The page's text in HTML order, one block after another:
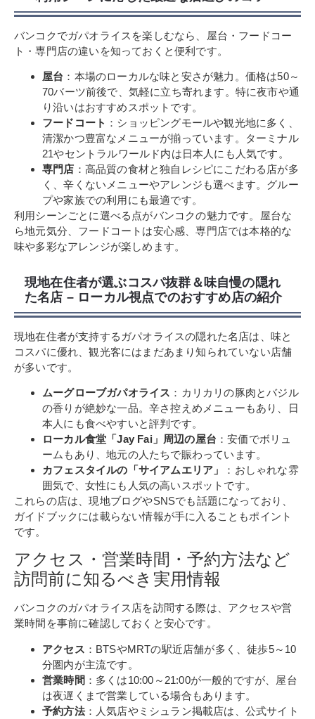
バンコクでガパオライスを楽しむなら、屋台・フードコー
ト・専門店の違いを知っておくと便利です。
屋台 ：本場のローカルな味と安さが魅力。価格は50～
70バーツ前後で、気軽に立ち寄れます。特に夜市や通
り沿いはおすすめスポットです。
フードコート ：ショッピングモールや観光地に多く、
清潔かつ豊富なメニューが揃っています。ターミナル
21やセントラルワールド内は日本人にも人気です。
専門店 ：高品質の食材と独自レシピにこだわる店が多
く、辛くないメニューやアレンジも選べます。グルー
プや家族での利用にも最適です。
利用シーンごとに選べる点がバンコクの魅力です。屋台な
ら地元気分、フードコートは安心感、専門店では本格的な
味や多彩なアレンジが楽しめます。
現地在住者が選ぶコスパ抜群＆味自慢の隠れ
た名店 – ローカル視点でのおすすめ店の紹介
現地在住者が支持するガパオライスの隠れた名店は、味と
コスパに優れ、観光客にはまだあまり知られていない店舗
が多いです。
ムーグローブガパオライス ：カリカリの豚肉とバジル
の香りが絶妙な一品。辛さ控えめメニューもあり、日
本人にも食べやすいと評判です。
ローカル食堂「Jay Fai」周辺の屋台 ：安価でボリュ
ームもあり、地元の人たちで賑わっています。
カフェスタイルの「サイアムエリア」
：おしゃれな雰
囲気で、女性にも人気の高いスポットです。
これらの店は、現地ブログやSNSでも話題になっており、
ガイドブックには載らない情報が手に入ることもポイント
です。
アクセス・営業時間・予約方法など
訪問前に知るべき実用情報
バンコクのガパオライス店を訪問する際は、アクセスや営
業時間を事前に確認しておくと安心です。
アクセス ：BTSやMRTの駅近店舗が多く、徒歩5～10
分圏内が主流です。
営業時間 ：多くは10:00～21:00が一般的ですが、屋台
は夜遅くまで営業している場合もあります。
予約方法：人気店やミシュラン掲載店は、公式サイト